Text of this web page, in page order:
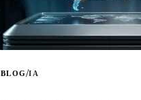
BLOG/IA